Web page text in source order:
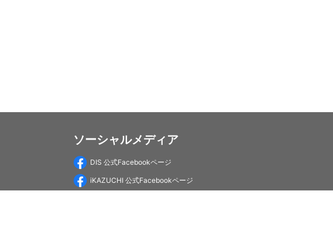
ソーシャルメディア
DIS 公式Facebookページ
iKAZUCHI 公式Facebookページ